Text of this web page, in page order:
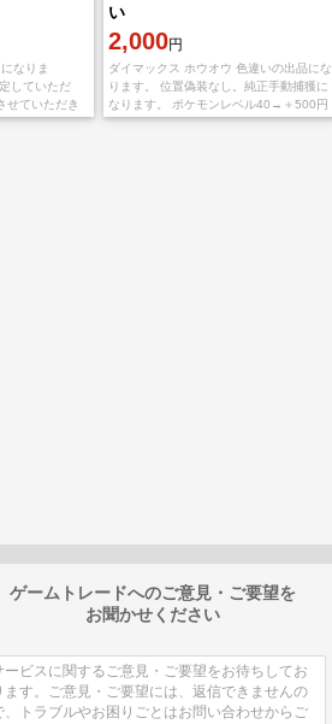
なりま
していただ
せていただき
円〜になり
い
2,000円
ダイマックス ホウオウ 色違いの出品にな
ります。 位置偽装なし。純正手動捕獲に
なります。 ポケモンレベル40→＋500円
ポケモンレベル50→＋2000円 図鑑未登
ゲームトレードへのご意見・ご要望を
お聞かせください